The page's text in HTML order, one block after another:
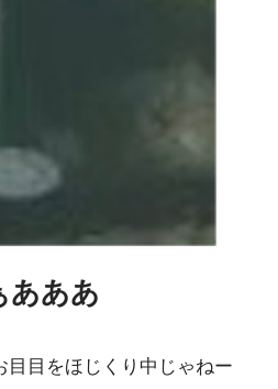
あああ
目目をほじくり中じゃねー